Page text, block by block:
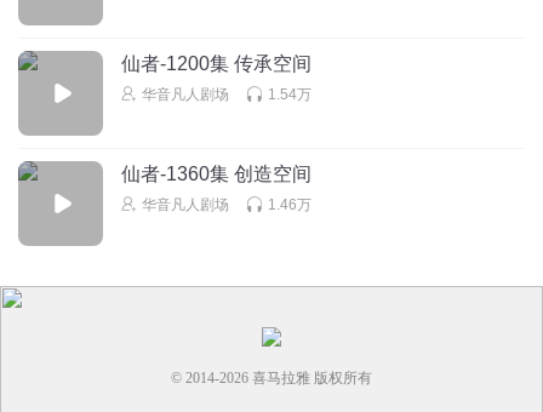
仙者-1200集 传承空间
华音凡人剧场 1.54万
仙者-1360集 创造空间
华音凡人剧场 1.46万
© 2014-2026 喜马拉雅 版权所有